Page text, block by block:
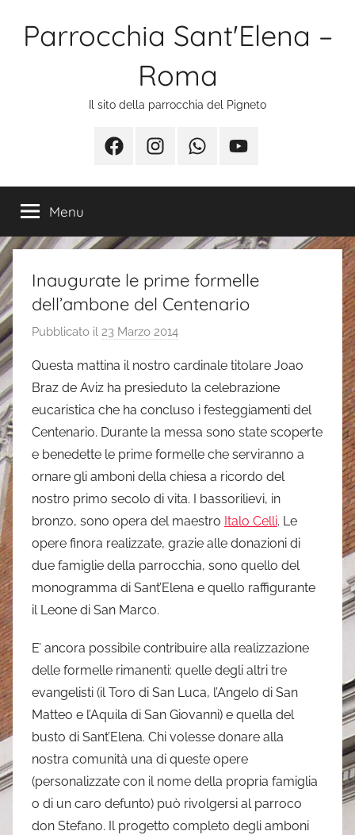
Parrocchia Sant'Elena –
Roma
Il sito della parrocchia del Pigneto
FacebookInstagramWhatsappYoutube
Menu
Inaugurate le prime formelle
dell’ambone del Centenario
Pubblicato il 23 Marzo 2014
s
i
m
o
n
e
Questa mattina il nostro cardinale titolare Joao
Braz de Aviz ha presieduto la celebrazione
eucaristica che ha concluso i festeggiamenti del
Centenario. Durante la messa sono state scoperte
e benedette le prime formelle che serviranno a
ornare gli amboni della chiesa a ricordo del
nostro primo secolo di vita. I bassorilievi, in
bronzo, sono opera del maestro Italo Celli. Le
opere finora realizzate, grazie alle donazioni di
due famiglie della parrocchia, sono quello del
monogramma di Sant’Elena e quello raffigurante
il Leone di San Marco.
E’ ancora possibile contribuire alla realizzazione
delle formelle rimanenti: quelle degli altri tre
evangelisti (il Toro di San Luca, l’Angelo di San
Matteo e l’Aquila di San Giovanni) e quella del
busto di Sant’Elena. Chi volesse donare alla
nostra comunità una di queste opere
(personalizzate con il nome della propria famiglia
o di un caro defunto) può rivolgersi al parroco
don Stefano. Il progetto completo degli amboni